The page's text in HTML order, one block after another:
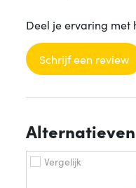
Deel je ervaring met
Schrijf een review
Alternatieven
Vergelijk